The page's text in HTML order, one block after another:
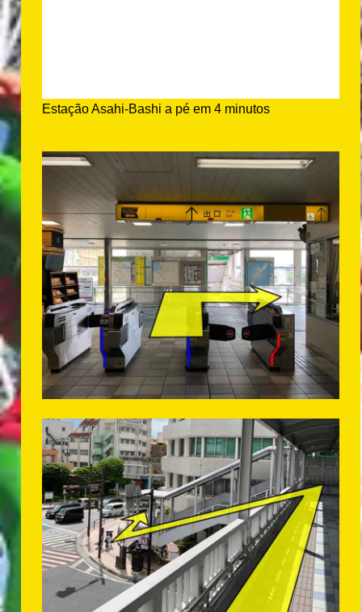
Estação Asahi-Bashi a pé em 4 minutos